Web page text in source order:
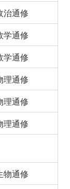
治通修
学通修
学通修
理通修
理通修
理通修
物通修